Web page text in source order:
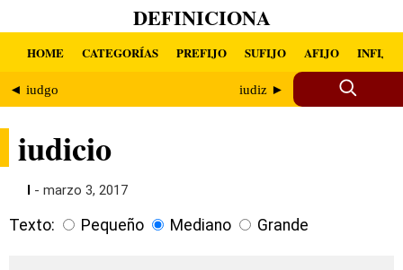
DEFINICIONA
HOME CATEGORÍAS PREFIJO SUFIJO AFIJO INFIJO
◄ iudgo iudiz ►
iudicio
I - marzo 3, 2017
Texto: Pequeño Mediano Grande